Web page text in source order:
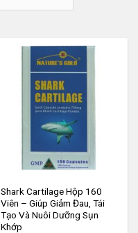
Shark Cartilage Hộp 160
Viên – Giúp Giảm Đau, Tái
Tạo Và Nuôi Dưỡng Sụn
Khớp